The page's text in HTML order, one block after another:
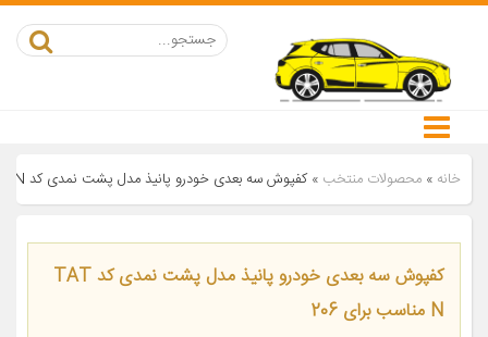
خانه » محصولات منتخب »کفپوش سه بعدی خودرو پانیذ مدل پشت نمدی کد TAT N مناسب برای 206
کفپوش سه بعدی خودرو پانیذ مدل پشت نمدی کد TAT
N مناسب برای 206